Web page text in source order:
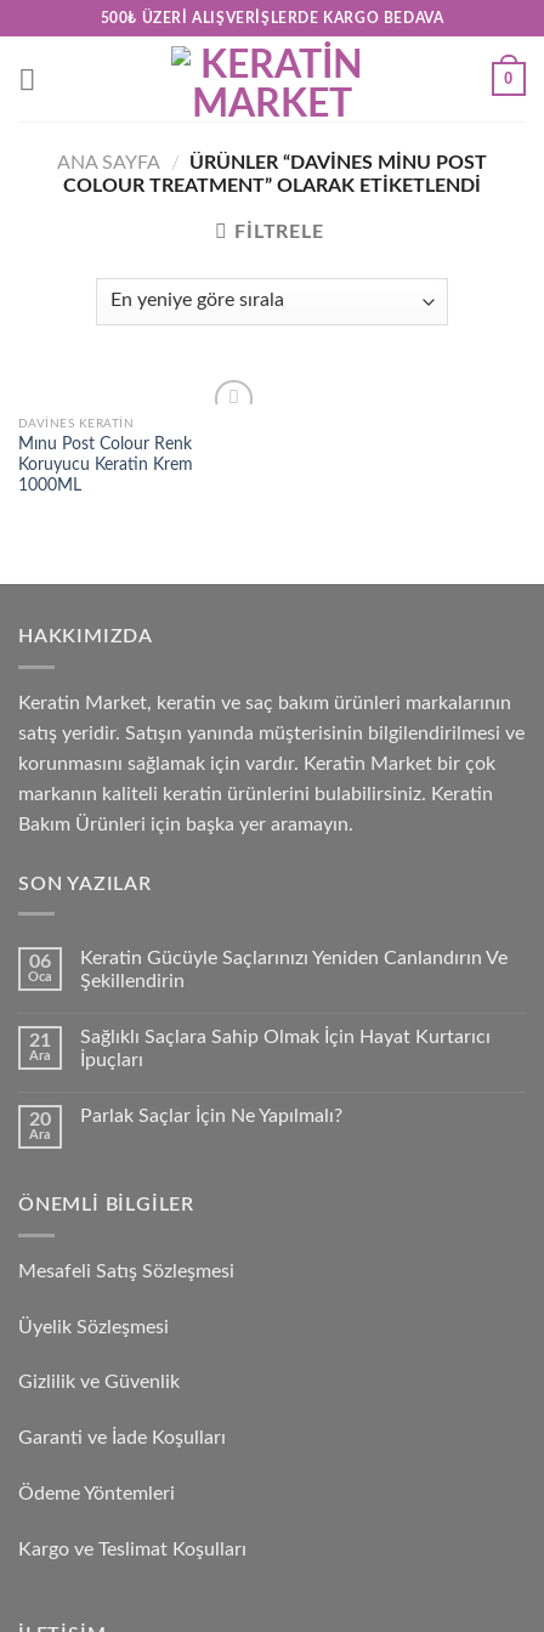
content
500₺ ÜZERI ALIŞVERIŞLERDE KARGO BEDAVA
0
ANA SAYFA /
ÜRÜNLER “DAVINES MINU POST
COLOUR TREATMENT” OLARAK ETIKETLENDI
FILTRELE
DAVINES KERATIN
Mınu Post Colour Renk
Koruyucu Keratin Krem
1000ML
HAKKIMIZDA
Keratin Market, keratin ve saç bakım ürünleri markalarının
satış yeridir. Satışın yanında müşterisinin bilgilendirilmesi ve
korunmasını sağlamak için vardır. Keratin Market bir çok
markanın kaliteli keratin ürünlerini bulabilirsiniz. Keratin
Bakım Ürünleri için başka yer aramayın.
SON YAZILAR
06
Oca
Keratin Gücüyle Saçlarınızı Yeniden Canlandırın Ve
Şekillendirin
21
Ara
Sağlıklı Saçlara Sahip Olmak İçin Hayat Kurtarıcı
İpuçları
20
Ara
Parlak Saçlar İçin Ne Yapılmalı?
ÖNEMLI BILGILER
Mesafeli Satış Sözleşmesi
Üyelik Sözleşmesi
Gizlilik ve Güvenlik
Garanti ve İade Koşulları
Ödeme Yöntemleri
Kargo ve Teslimat Koşulları